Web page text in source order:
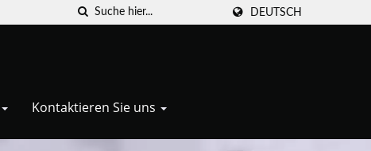
DEUTSCH
Kontaktieren Sie uns